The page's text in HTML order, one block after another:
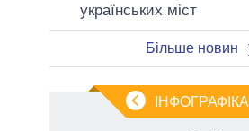
українських міст
Більше новин
ІНФОГРАФІКА